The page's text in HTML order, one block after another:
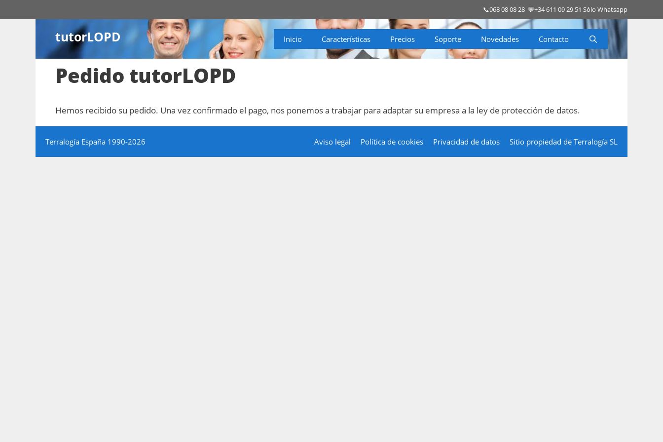
al
📞968 08 08 28 💬+34 611 09 29 51 Sólo Whatsapp
tutorLOPD Inicio Características Precios Soporte Novedades Contacto
Pedido tutorLOPD
Hemos recibido su pedido. Una vez confirmado el pago, nos ponemos a trabajar para adaptar su empresa a la ley de protección de datos.
Aviso legal Política de cookies Privacidad de datos Sitio propiedad de Terralogía SL
Terralogía España 1990-2026